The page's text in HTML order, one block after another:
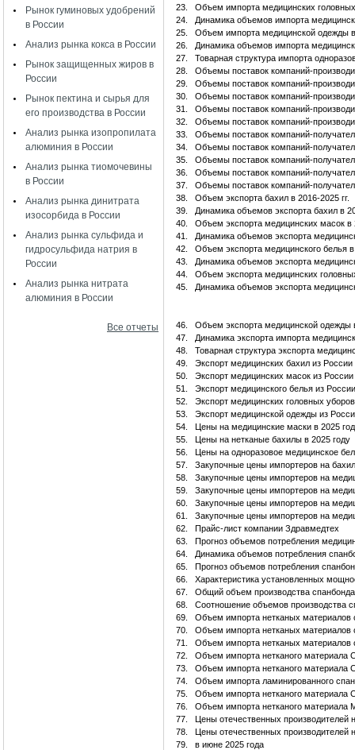
Рынок гуминовых удобрений
в России
Анализ рынка кокса в России
Рынок защищенных жиров в
России
Рынок пектина и сырья для
его производства в России
Анализ рынка изопропилата
алюминия в России
Анализ рынка тиомочевины
в России
Анализ рынка динитрата
изосорбида в России
Анализ рынка сульфида и
гидросульфида натрия в
России
Анализ рынка нитрата
алюминия в России
Все отчеты
23.
Объем импорта медицинских головных
24.
Динамика объемов импорта
25.
Объем импорта медицинской одежды в
26.
Динамика объемов импорта
27.
Товарная структура импорта
28.
Объемы поставок компаний-
29.
Объемы поставок компаний-
30.
Объемы поставок компаний-
31.
Объемы поставок компаний-
32.
Объемы поставок компаний-
33.
Объемы поставок компаний-
34.
Объемы поставок компаний-
35.
Объемы поставок компаний-
36.
Объемы поставок компаний-
37.
Объемы поставок компаний-
38.
Объем экспорта бахил в 2016-2025 гг.
39.
Динамика объемов экспорта бахил в
40.
Объем экспорта медицинских масок в
41.
Динамика объемов экспорта
42.
Объем экспорта медицинского белья в
43.
Динамика объемов экспорта
44.
Объем экспорта медицинских
45.
Динамика объемов экспорта
46.
Объем экспорта медицинской одежды
47.
Динамика экспорта импорта
48.
Товарная структура экспорта
49.
Экспорт медицинских бахил из
50.
Экспорт медицинских масок из
51.
Экспорт медицинского белья из
52.
Экспорт медицинских головных
53.
Экспорт медицинской одежды из
54.
Цены на медицинские маски в 2025
55.
Цены на нетканые бахилы в 2025 году
56.
Цены на одноразовое медицинское
57.
Закупочные цены импортеров на
58.
Закупочные цены импортеров на
59.
Закупочные цены импортеров на
60.
Закупочные цены импортеров на
61.
Закупочные цены импортеров на
62.
Прайс-лист компании Здравмедтех
63.
Прогноз объемов потребления
64.
Динамика объемов потребления
65.
Прогноз объемов потребления
66.
Характеристика установленных
67.
Общий объем производства
68.
Соотношение объемов производства
69.
Объем импорта нетканых материалов
70.
Объем импорта нетканых материалов
71.
Объем импорта нетканых материалов
72.
Объем импорта нетканого материала
73.
Объем импорта нетканого материала
74.
Объем импорта ламинированного
75.
Объем импорта нетканого материала
76.
Объем импорта нетканого материала
77.
Цены отечественных производителей
78.
Цены отечественных производителей
79.
в июне 2025 года